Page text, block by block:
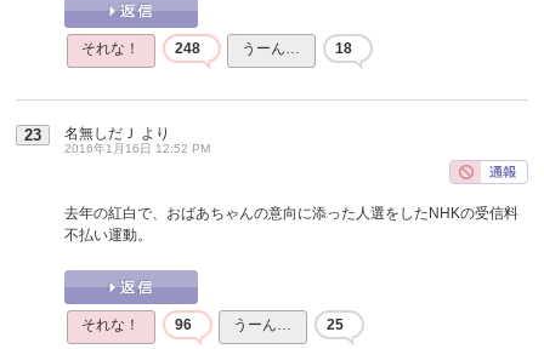
それな！ 248 うーん… 18
23 名無しだＪ より
2016年1月16日 12:52 PM
去年の紅白で、おばあちゃんの意向に添った人選をしたNHKの受信料
不払い運動。
それな！ 96 うーん… 25